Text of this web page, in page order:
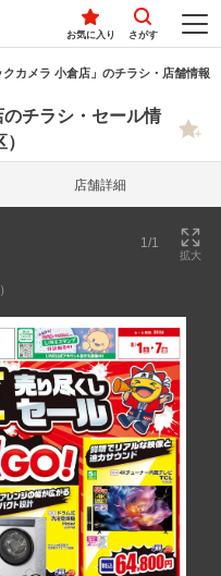
お気に入り さがす
クカメラ 小倉店」のチラシ・店舗情報
チラシ・セール情
店舗詳細
1/1
拡大